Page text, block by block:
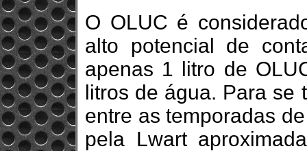
O OLUC é
alto potencial de
apenas 1 litro de
litros de água. Para se
entre as temporadas
pela Lwart